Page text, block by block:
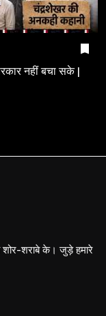
नहीं बचा सके |
शोर-शराबे के। जुड़े हमारे